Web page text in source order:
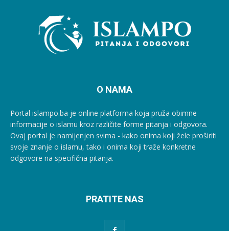
O NAMA
Portal islampo.ba je online platforma koja pruža obimne
informacije o islamu kroz različite forme pitanja i odgovora.
Ovaj portal je namijenjen svima - kako onima koji žele proširiti
svoje znanje o islamu, tako i onima koji traže konkretne
odgovore na specifična pitanja.
PRATITE NAS